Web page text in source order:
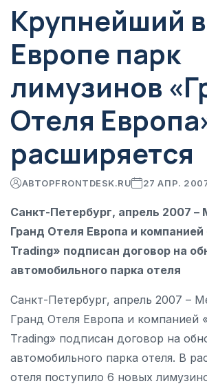
Крупнейший в
Европе парк
лимузинов
Отеля
расширяется
АВТОРFRONTDESK.RU 27 АПР.
Санкт-Петербург, апрель 2007
Гранд Отеля Европа и компанией
Trading» подписан договор на
автомобильного парка отеля
Санкт-Петербург, апрель 2007 –
Гранд Отеля Европа и компанией
Trading» подписан договор на
автомобильного парка отеля. В
отеля поступило 6 новых